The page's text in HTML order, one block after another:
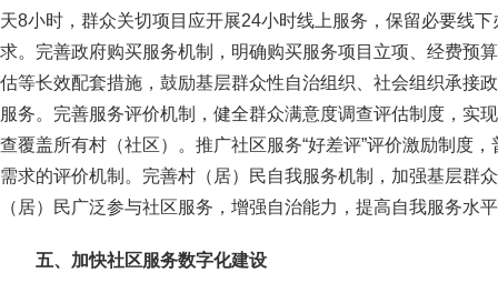
天8小时，群众关切项目应开展24小时线上服务，保留必要线
求。完善政府购买服务机制，明确购买服务项目立项、经费预
估等长效配套措施，鼓励基层群众性自治组织、社会组织承接
服务。完善服务评价机制，健全群众满意度调查评估制度，实
查覆盖所有村（社区）。推广社区服务“好差评”评价激励制度
需求的评价机制。完善村（居）民自我服务机制，加强基层群
（居）民广泛参与社区服务，增强自治能力，提高自我服务水
五、加快社区服务数字化建设